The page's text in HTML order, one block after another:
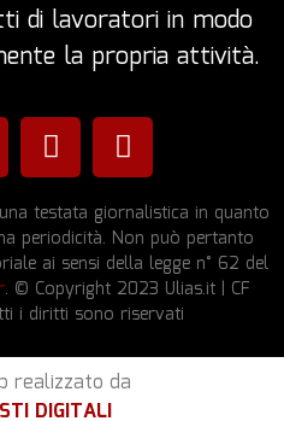
di lavoratori in modo
la propria attività.
testata giornalistica in quanto
periodicità. Non può pertanto
ai sensi della legge n° 62 del
. © Copyright 2023 Ulias.it | CF
i diritti sono riservati
realizzato da
DIGITALI